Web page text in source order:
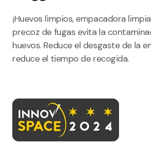
¡Huevos limpios, empacadora
precoz de fugas evita la
huevos. Reduce el desgaste de la
reduce el tiempo de recogida.